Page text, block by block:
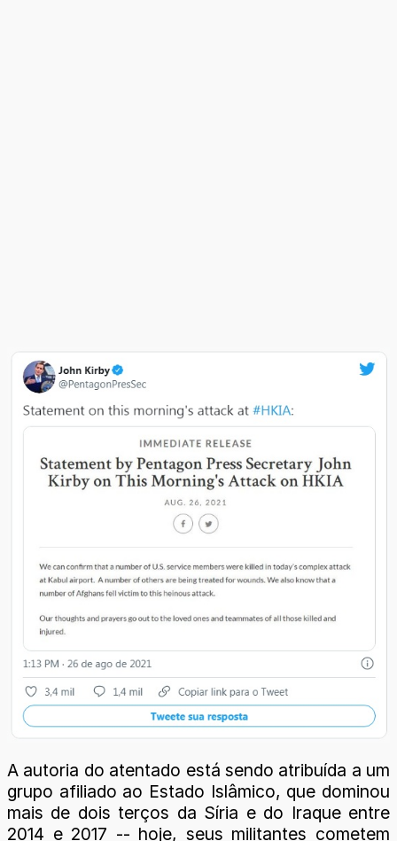
A autoria do atentado está sendo atribuída a um
grupo afiliado ao Estado Islâmico, que dominou
mais de dois terços da Síria e do Iraque entre
2014 e 2017 -- hoje, seus militantes cometem